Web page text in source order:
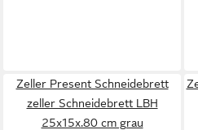
Zeller Present Schneidebrett
zeller Schneidebrett LBH
25x15x.80 cm grau